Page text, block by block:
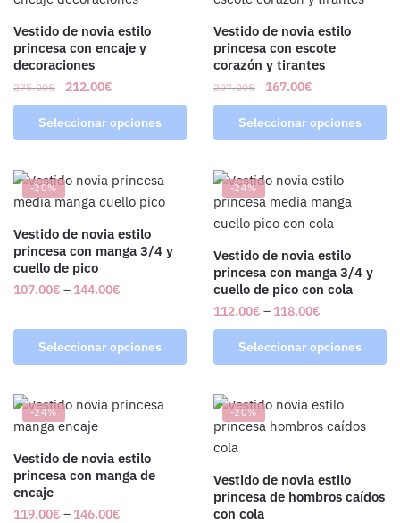
Vestido de novia estilo
princesa con encaje y
decoraciones
275.00€ 212.00€
Seleccionar opciones
Vestido de novia estilo
princesa con escote
corazón y tirantes
207.00€ 167.00€
Seleccionar opciones
-20%
Vestido de novia estilo
princesa con manga 3/4 y
cuello de pico
107.00€ – 144.00€
Seleccionar opciones
-24%
Vestido de novia estilo
princesa con manga 3/4 y
cuello de pico con cola
112.00€ – 118.00€
Seleccionar opciones
-24%
Vestido de novia estilo
princesa con manga de
encaje
119.00€ – 146.00€
-20%
Vestido de novia estilo
princesa de hombros caídos
con cola